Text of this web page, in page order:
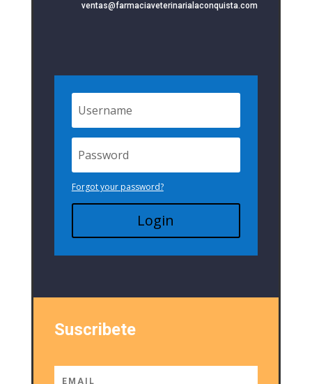
ventas@farmaciaveterinarialaconquista.com
Forgot your password?
Login
Suscribete